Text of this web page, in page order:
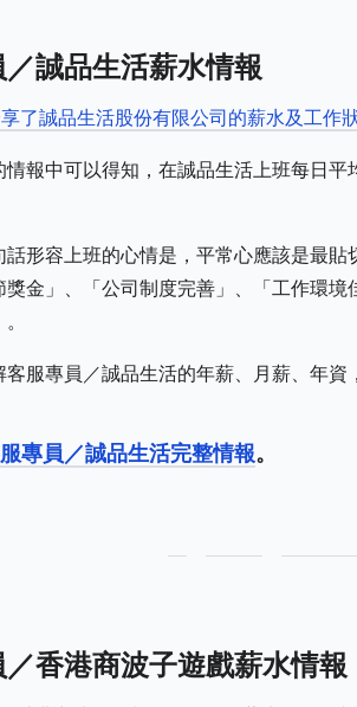
誠品生活薪水情報
了誠品生活股份有限公司的薪水及工作
情報中可以得知，在誠品生活上班每日
話形容上班的心情是，平常心應該是最
獎金」、「公司制度完善」、「工作環
客服專員／誠品生活的年薪、月薪、年
專員／誠品生活完整情報。
香港商波子遊戲薪水情報